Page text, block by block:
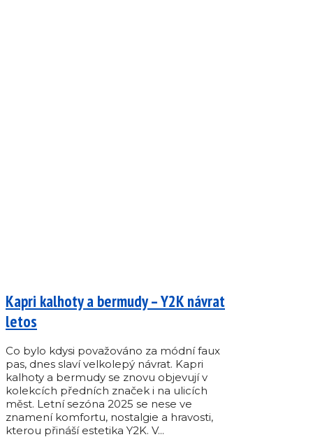
Kapri kalhoty a bermudy – Y2K návrat
letos
Co bylo kdysi považováno za módní faux
pas, dnes slaví velkolepý návrat. Kapri
kalhoty a bermudy se znovu objevují v
kolekcích předních značek i na ulicích
měst. Letní sezóna 2025 se nese ve
znamení komfortu, nostalgie a hravosti,
kterou přináší estetika Y2K. V...